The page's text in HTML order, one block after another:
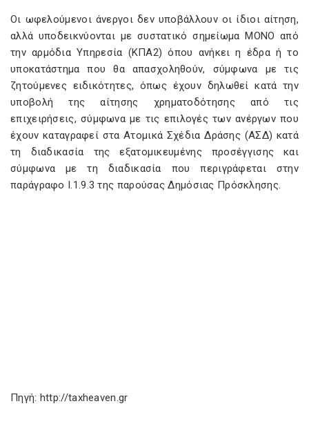
Οι ωφελούμενοι άνεργοι δεν υποβάλλουν οι ίδιοι αίτηση,
αλλά υποδεικνύονται με συστατικό σημείωμα ΜΟΝΟ από
την αρμόδια Υπηρεσία (ΚΠΑ2) όπου ανήκει η έδρα ή το
υποκατάστημα που θα απασχοληθούν, σύμφωνα με τις
ζητούμενες ειδικότητες, όπως έχουν δηλωθεί κατά την
υποβολή της αίτησης χρηματοδότησης από τις
επιχειρήσεις, σύμφωνα με τις επιλογές των ανέργων που
έχουν καταγραφεί στα Ατομικά Σχέδια Δράσης (ΑΣΔ) κατά
τη διαδικασία της εξατομικευμένης προσέγγισης και
σύμφωνα με τη διαδικασία που περιγράφεται στην
παράγραφο Ι.1.9.3 της παρούσας Δημόσιας Πρόσκλησης.
Πηγή: http://taxheaven.gr